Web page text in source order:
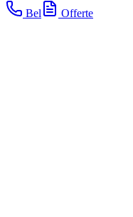
Bel
Offerte